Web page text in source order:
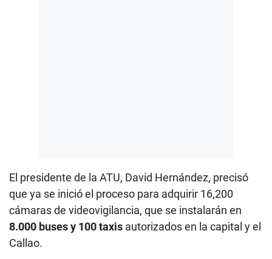
El presidente de la ATU, David Hernández, precisó
que ya se inició el proceso para adquirir 16,200
cámaras de videovigilancia, que se instalarán en
8.000 buses y 100 taxis autorizados en la capital y el
Callao.